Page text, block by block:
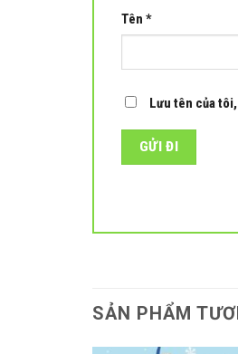
Tên *
Lưu tên của
SẢN PHẨM